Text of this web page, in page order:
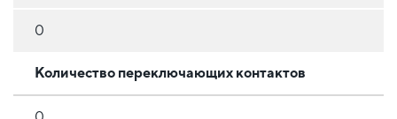
0
Количество переключающих контактов